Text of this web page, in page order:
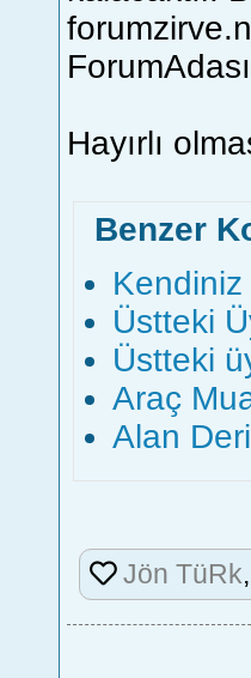
Hayırlı
Benzer
Kendiniz
Üstteki
Üstteki
Araç
Alan
Jön TüRk